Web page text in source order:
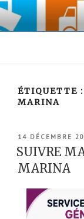
Aller
contenu
ÉTIQUETTE :
MARINA
PUBLIÉ
LE
14 DÉCEMBRE
SUIVRE
MARINA